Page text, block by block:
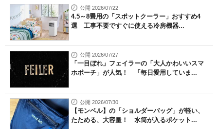
公開 2026/07/22
4.5～8畳用の「スポットクーラー」おすすめ4
選 工事不要ですぐに使える冷房機器...
公開 2026/07/27
「一目ぼれ」フェイラーの「大人かわいいスマ
ホポーチ」が人気！ 「毎日愛用していま...
公開 2026/07/30
【モンベル】の「ショルダーバッグ」が軽い、
たためる、大容量！ 水筒が入るポケット...